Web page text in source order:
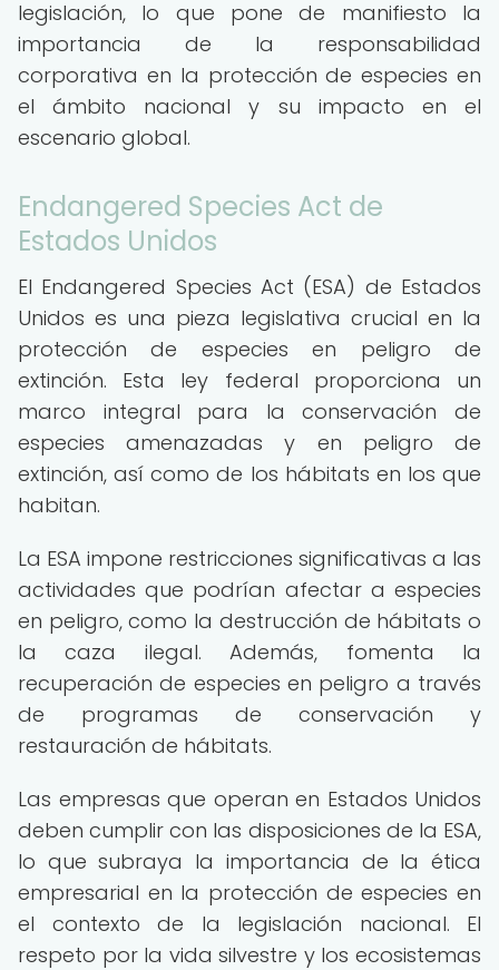
legislación, lo que pone de manifiesto la
importancia de la responsabilidad
corporativa en la protección de especies en
el ámbito nacional y su impacto en el
escenario global.
Endangered Species Act de
Estados Unidos
El Endangered Species Act (ESA) de Estados
Unidos es una pieza legislativa crucial en la
protección de especies en peligro de
extinción. Esta ley federal proporciona un
marco integral para la conservación de
especies amenazadas y en peligro de
extinción, así como de los hábitats en los que
habitan.
La ESA impone restricciones significativas a las
actividades que podrían afectar a especies
en peligro, como la destrucción de hábitats o
la caza ilegal. Además, fomenta la
recuperación de especies en peligro a través
de programas de conservación y
restauración de hábitats.
Las empresas que operan en Estados Unidos
deben cumplir con las disposiciones de la ESA,
lo que subraya la importancia de la ética
empresarial en la protección de especies en
el contexto de la legislación nacional. El
respeto por la vida silvestre y los ecosistemas